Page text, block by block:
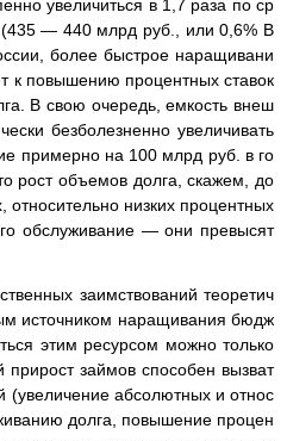
увеличиться в 1,7 раза по ср
— 440 млрд руб., или 0,6% В
более быстрое наращивани
к повышению процентных ставок
В свою очередь, емкость внеш
безболезненно увеличивать
примерно на 100 млрд руб. в го
рост объемов долга, скажем, до
низких процентных
обслуживание — они превысят
заимствований теоретич
источником наращивания бюдж
этим ресурсом можно только
прирост займов способен вызват
(увеличение абсолютных и относ
долга, повышение процен